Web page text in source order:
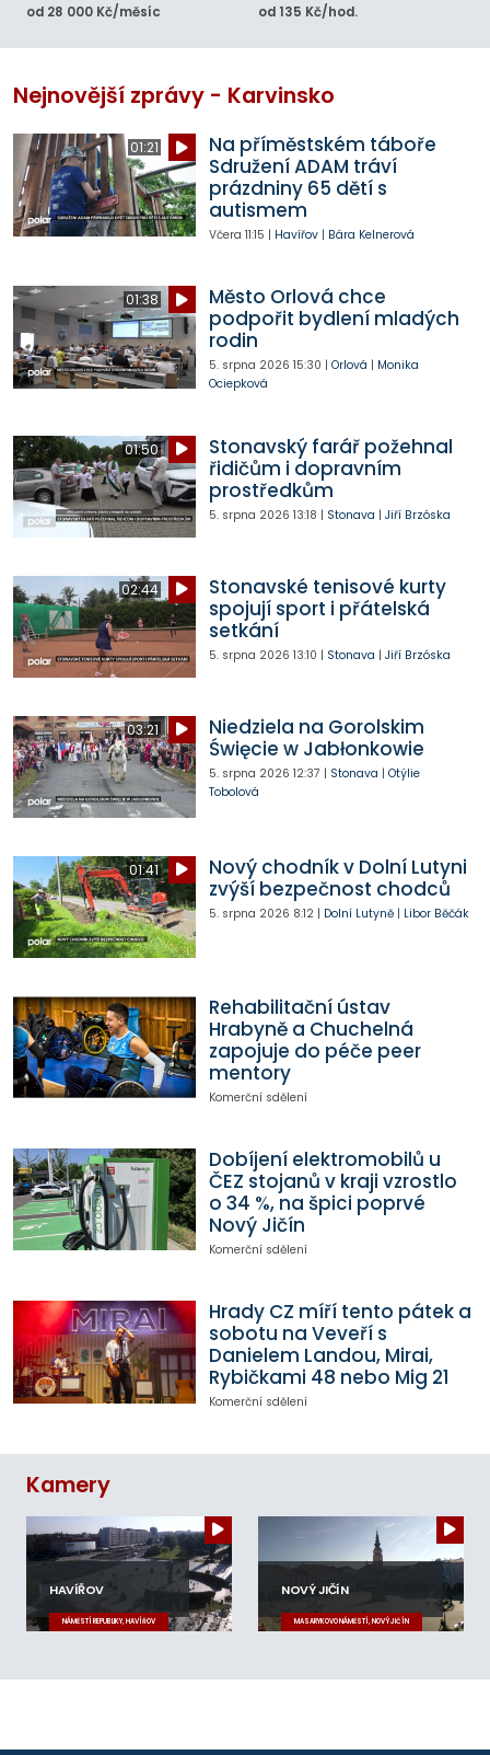
od 28 000 Kč/měsíc
od 135 Kč/hod.
Nejnovější zprávy - Karvinsko
01:21
Na příměstském táboře
Sdružení ADAM tráví
prázdniny 65 dětí s
autismem
Včera 11:15 | Havířov| Bára Kelnerová
01:38
Město Orlová chce
podpořit bydlení mladých
rodin
5. srpna 2026 15:30 | Orlová | Monika
Ociepková
01:50
Stonavský farář požehnal
řidičům i dopravním
prostředkům
5. srpna 2026 13:18 | Stonava | Jiří Brzóska
02:44
Stonavské tenisové kurty
spojují sport i přátelská
setkání
5. srpna 2026 13:10 | Stonava | Jiří Brzóska
03:21
Niedziela na Gorolskim
Święcie w Jabłonkowie
5. srpna 2026 12:37 | Stonava | Otýlie
Tobolová
01:41
Nový chodník v Dolní Lutyni
zvýší bezpečnost chodců
5. srpna 2026 8:12| Dolní Lutyně| Libor Běčák
Rehabilitační ústav
Hrabyně a Chuchelná
zapojuje do péče peer
mentory
Komerční sdělení
Dobíjení elektromobilů u
ČEZ stojanů v kraji vzrostlo
o 34 %, na špici poprvé
Nový Jičín
Komerční sdělení
Hrady CZ míří tento pátek a
sobotu na Veveří s
Danielem Landou, Mirai,
Rybičkami 48 nebo Mig 21
Komerční sdělení
Kamery
HAVÍŘOV
NÁMĚSTÍ REPUBLIKY, HAVÍŘOV
NOVÝ JIČÍN
MASARYKOVO NÁMĚSTÍ, NOVÝ JIČÍN